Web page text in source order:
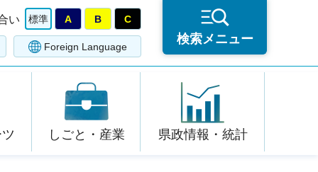
い 標準 A B C
Foreign Language
検索メニュー
しごと・産業 県政情報・統計